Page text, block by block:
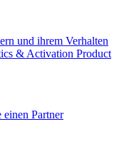
und ihrem Verhalten
& Activation Product
einen Partner